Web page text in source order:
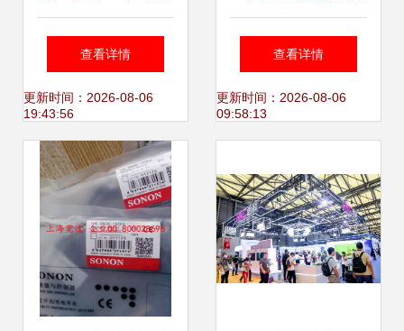
工厂建设开工仪式
圆满举行
查看详情
更新时间：2026-08-06
19:43:56
大功率LED投光灯
与射灯的技术革新
查看详情
更新时间：2026-08-06
09:58:13